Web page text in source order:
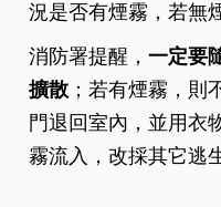
況是否有煙霧，若無
消防署提醒，一定要
擴散 ；若有煙霧，則
門退回室內，並用衣
霧流入，改採其它逃